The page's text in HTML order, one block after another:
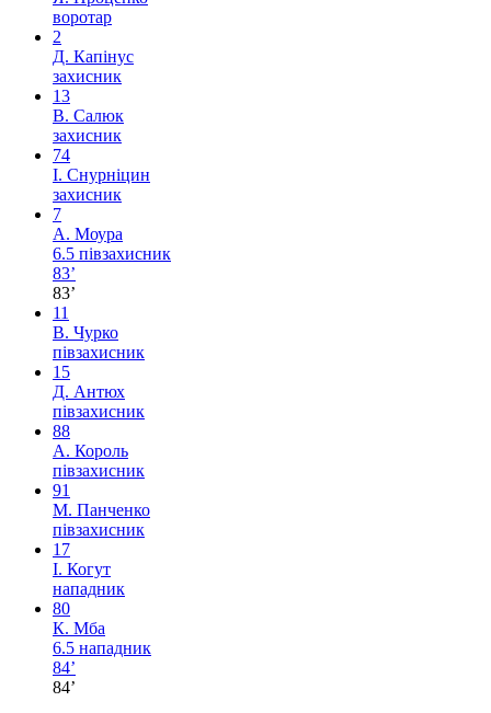
воротар
2
Д. Капінус
захисник
13
В. Салюк
захисник
74
І. Снурніцин
захисник
7
А. Моура
6.5 півзахисник
83’
83’
11
В. Чурко
півзахисник
15
Д. Антюх
півзахисник
88
А. Король
півзахисник
91
М. Панченко
півзахисник
17
І. Когут
нападник
80
К. Мба
6.5 нападник
84’
84’